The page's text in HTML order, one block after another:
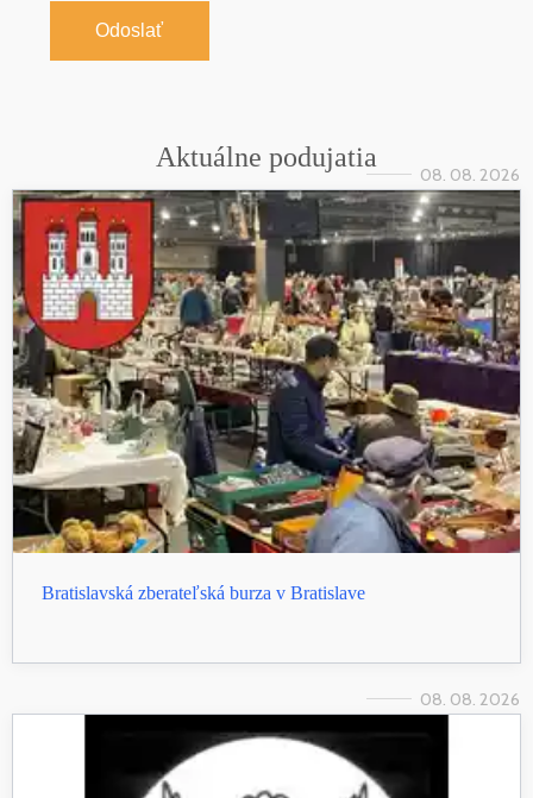
Odoslať
Aktuálne podujatia
08. 08. 2026
Bratislavská zberateľská burza v Bratislave
08. 08. 2026